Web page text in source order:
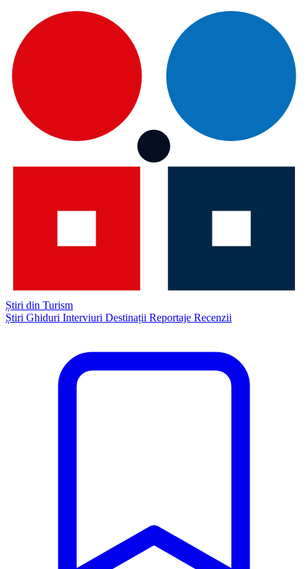
Știri din Turism
Știri Ghiduri Interviuri Destinații Reportaje Recenzii